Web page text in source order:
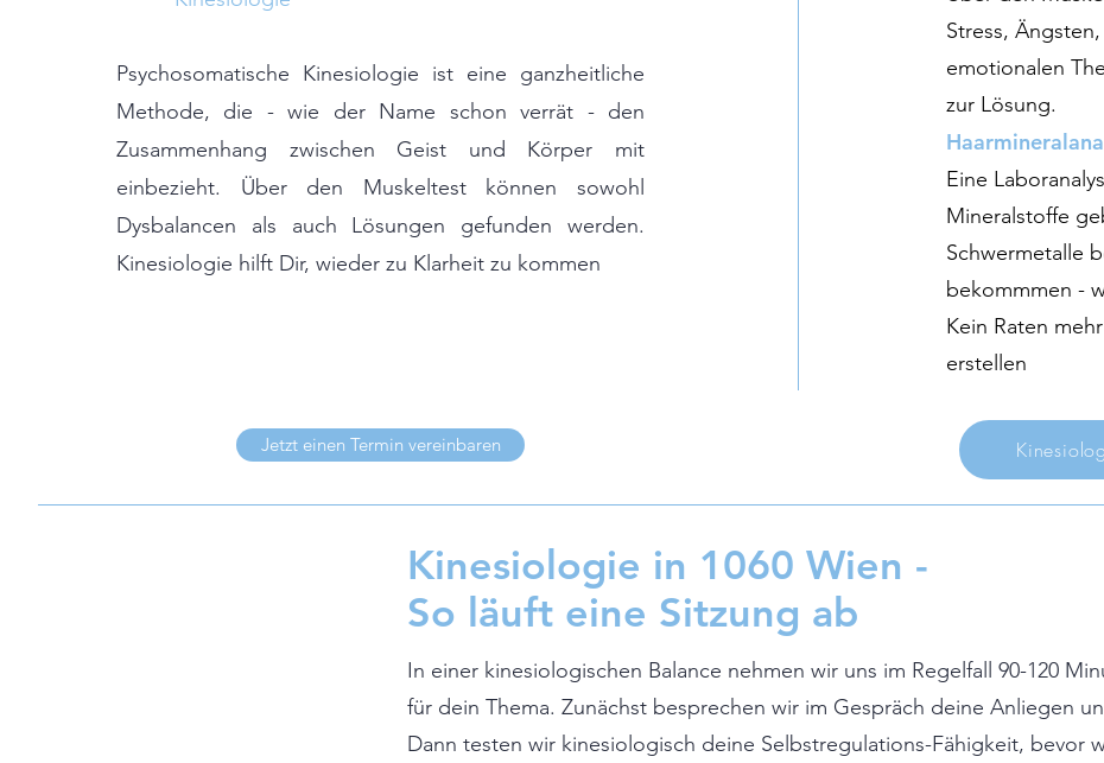
Psychosomatische Kinesiologie ist eine ganzheitliche
Methode, die - wie der Name schon verrät - den
Zusammenhang zwischen Geist und Körper mit
einbezieht. Über den Muskeltest können sowohl
Dysbalancen als auch Lösungen gefunden werden.
Kinesiologie hilft Dir, wieder zu Klarheit zu kommen
Jetzt einen Termin vereinbaren
Stress,
emotionalen
zur Lösung.
Eine
Mineralstoffe
Schwermetalle
bekommmen -
Kein Raten
erstellen
Kinesiologie in 1060 Wien -
So läuft eine Sitzung ab
​In einer kinesiologischen Balance nehmen wir uns im Regelfall 90-120
für dein Thema. Zunächst besprechen wir im Gespräch deine Anliegen
Dann testen wir kinesiologisch deine Selbstregulations-Fähigkeit, bevor